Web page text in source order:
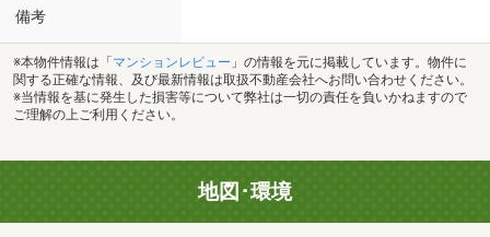
備考
※本物件情報は「 マンションレビュー 」の情報を元に掲載しています。物件に
関する正確な情報、及び最新情報は取扱不動産会社へお問い合わせください。
※当情報を基に発生した損害等について弊社は一切の責任を負いかねますので
ご理解の上ご利用ください。
地図･環境